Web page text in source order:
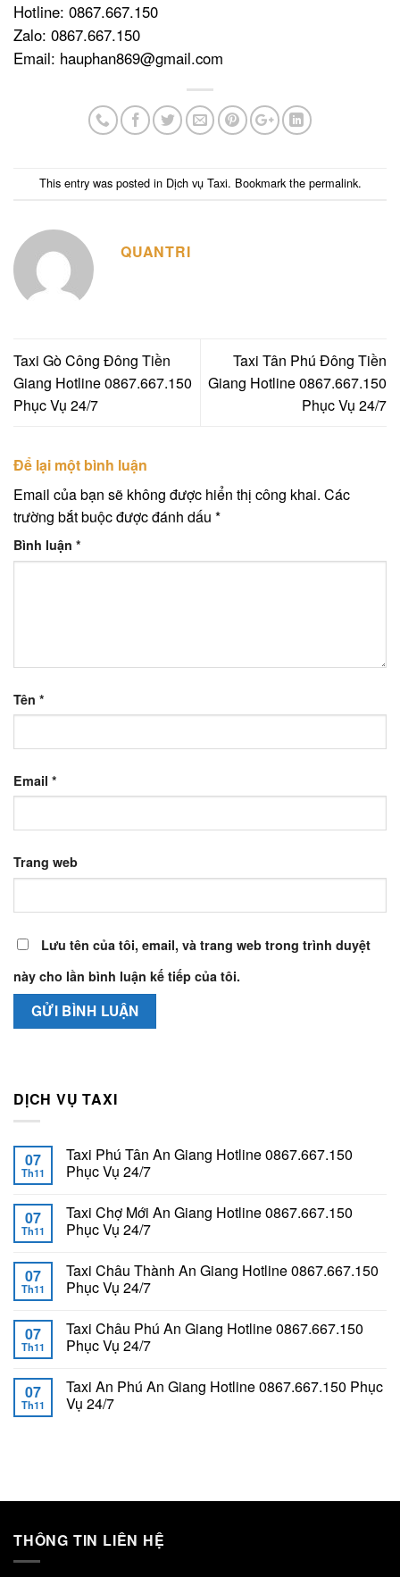
Hotline: 0867.667.150
Zalo: 0867.667.150
Email: hauphan869@gmail.com
This entry was posted in Dịch vụ Taxi. Bookmark the permalink.
QUANTRI
Taxi Gò Công Đông Tiền
Giang Hotline 0867.667.150
Phục Vụ 24/7
Taxi Tân Phú Đông Tiền
Giang Hotline 0867.667.150
Phục Vụ 24/7
Để lại một bình luận
Email của bạn sẽ không được hiển thị công khai. Các
trường bắt buộc được đánh dấu *
Bình luận *
Tên *
Email *
Trang web
Lưu tên của tôi, email, và trang web trong trình duyệt
này cho lần bình luận kế tiếp của tôi.
DỊCH VỤ TAXI
07
Th11
Taxi Phú Tân An Giang Hotline 0867.667.150
Phục Vụ 24/7
07
Th11
Taxi Chợ Mới An Giang Hotline 0867.667.150
Phục Vụ 24/7
07
Th11
Taxi Châu Thành An Giang Hotline 0867.667.150
Phục Vụ 24/7
07
Th11
Taxi Châu Phú An Giang Hotline 0867.667.150
Phục Vụ 24/7
07
Th11
Taxi An Phú An Giang Hotline 0867.667.150 Phục
Vụ 24/7
THÔNG TIN LIÊN HỆ